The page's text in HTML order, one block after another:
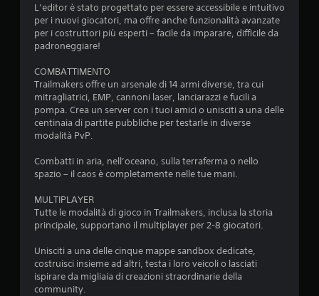
L’editor è stato progettato per essere accessibile e intuitivo
per i nuovi giocatori, ma offre anche funzionalità avanzate
per i costruttori più esperti – facile da imparare, difficile da
padroneggiare!
COMBATTIMENTO
Trailmakers offre un arsenale di 14 armi diverse, tra cui
mitragliatrici, EMP, cannoni laser, lanciarazzi e fucili a
pompa. Crea un server con i tuoi amici o unisciti a una delle
centinaia di partite pubbliche per testarle in diverse
modalità PvP.
Combatti in aria, nell’oceano, sulla terraferma o nello
spazio – il caos è completamente nelle tue mani.
MULTIPLAYER
Tutte le modalità di gioco in Trailmakers, inclusa la storia
principale, supportano il multiplayer per 2-8 giocatori.
Unisciti a una delle cinque mappe sandbox dedicate,
costruisci insieme ad altri, testa i loro veicoli o lasciati
ispirare da migliaia di creazioni straordinarie della
community.